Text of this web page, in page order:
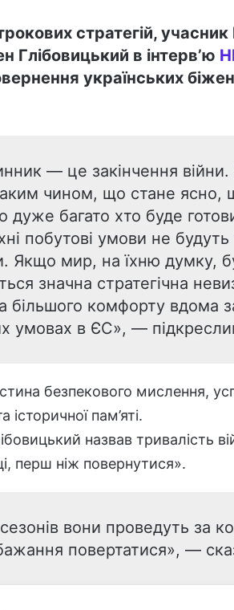
стратегій,
Глібовицький в інтерв’ю
українських
— це закінчення
чином, що стане ясно,
дуже багато хто буде
побутові умови не будуть
Якщо мир, на їхню думку,
значна стратегічна
більшого комфорту вдома
умовах в ЄС», —
безпекового мислення,
пам’яті.
назвав тривалість
перш ніж повернутися».
вони проведуть за
повертатися», —